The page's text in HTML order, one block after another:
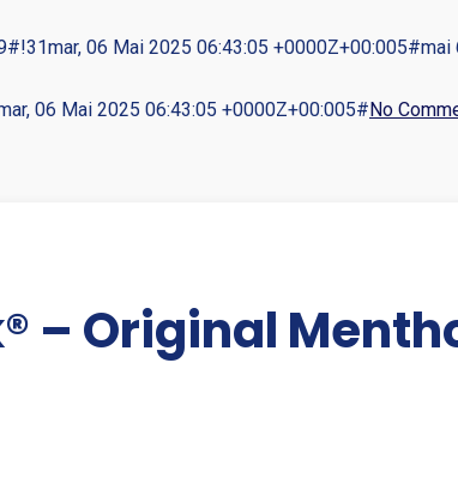
06 Mai 2025 06:43:05
06 Mai 2025 06:43:05 +0000Z+00:005#No
– Original